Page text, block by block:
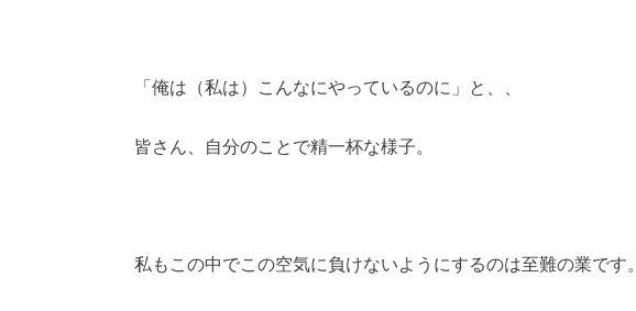
「俺は（私は）こんなにやっているのに」と、、
皆さん、自分のことで精一杯な様子。
私もこの中でこの空気に負けないようにするのは至難の業です。